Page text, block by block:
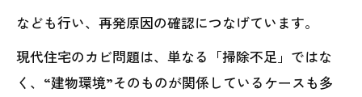
なども行い、再発原因の確認につなげています。
現代住宅のカビ問題は、単なる「掃除不足」ではな
く、“建物環境”そのものが関係しているケースも多